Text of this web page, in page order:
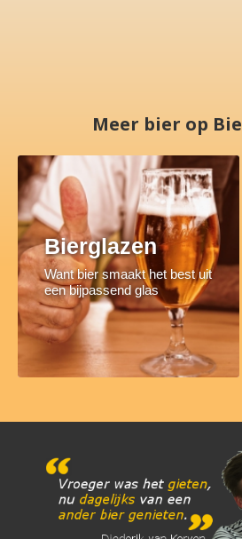
Meer bier op
Bierglazen
Want bier smaakt het best uit
een bijpassend glas